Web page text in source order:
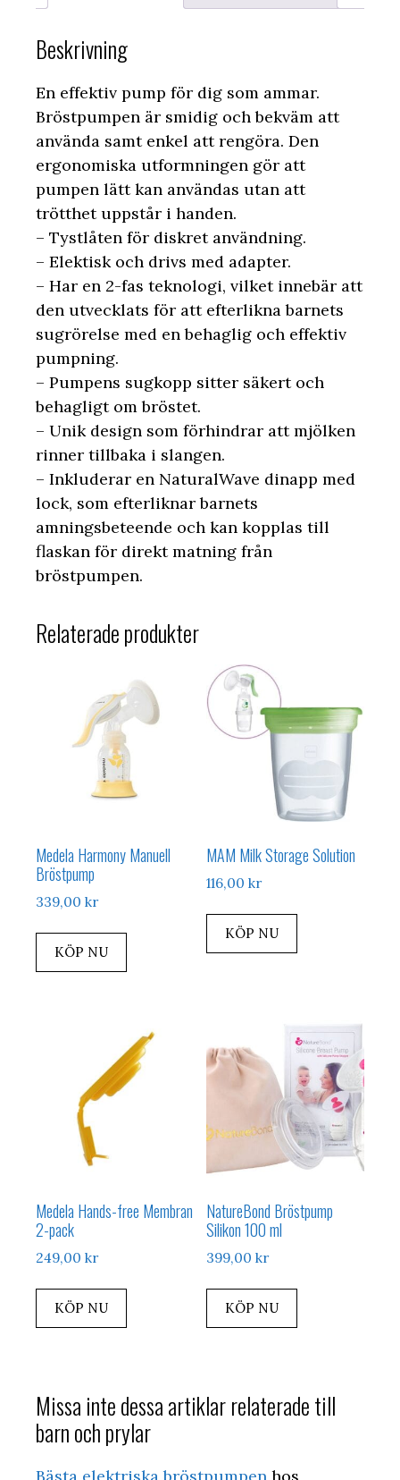
Beskrivning
En effektiv pump för dig som ammar.
Bröstpumpen är smidig och bekväm att
använda samt enkel att rengöra. Den
ergonomiska utformningen gör att
pumpen lätt kan användas utan att
trötthet uppstår i handen.
– Tystlåten för diskret användning.
– Elektisk och drivs med adapter.
– Har en 2-fas teknologi, vilket innebär att
den utvecklats för att efterlikna barnets
sugrörelse med en behaglig och effektiv
pumpning.
– Pumpens sugkopp sitter säkert och
behagligt om bröstet.
– Unik design som förhindrar att mjölken
rinner tillbaka i slangen.
– Inkluderar en NaturalWave dinapp med
lock, som efterliknar barnets
amningsbeteende och kan kopplas till
flaskan för direkt matning från
bröstpumpen.
Relaterade produkter
Medela Harmony Manuell
Bröstpump
339,00 kr
KÖP NU
MAM Milk Storage Solution
116,00kr
KÖP NU
Medela Hands-free Membran
2-pack
249,00 kr
KÖP NU
NatureBond Bröstpump
Silikon 100 ml
399,00kr
KÖP NU
Missa inte dessa artiklar relaterade till
barn och prylar